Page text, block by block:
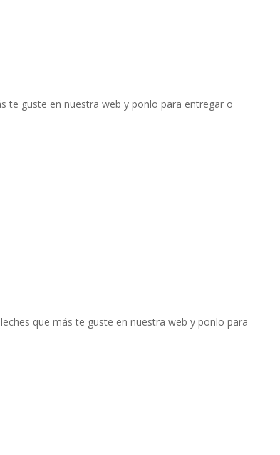
te guste en nuestra web y ponlo para entregar o
que más te guste en nuestra web y ponlo para